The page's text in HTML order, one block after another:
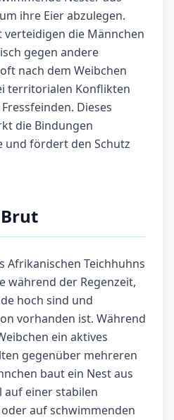
ihre Eier abzulegen.
die Männchen
gegen andere
nach dem Weibchen
territorialen Konflikten
Dieses
die Bindungen
und fördert den Schutz
Afrikanischen Teichhuhns
während der Regenzeit,
hoch sind und
vorhanden ist. Während
ein aktives
gegenüber mehreren
baut ein Nest aus
auf einer stabilen
auf schwimmenden